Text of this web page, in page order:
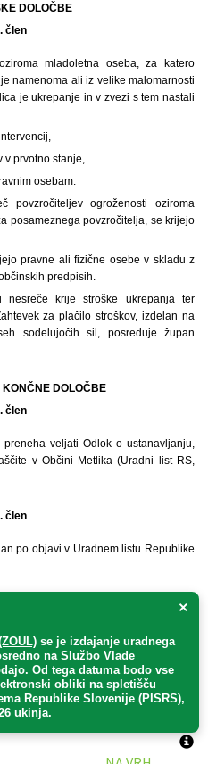
DOLOČBE
člen
mladoletna oseba, za katero
namenoma ali iz velike malomarnosti
je ukrepanje in v zvezi s tem nastali
v prvotno stanje,
osebam.
povzročiteljev ogroženosti oziroma
posameznega povzročitelja, se krijejo
pravne ali fizične osebe v skladu z
predpisih.
nesreče krije stroške ukrepanja ter
za plačilo stroškov, izdelan na
sodelujočih sil, posreduje župan
KONČNE DOLOČBE
člen
veljati Odlok o ustanavljanju,
v Občini Metlika (Uradni list RS,
člen
po objavi v Uradnem listu Republike
Župan
Občine Metlika
Darko Zevnik
×
se je izdajanje uradnega
na Službo Vlade
. Od tega datuma bodo vse
obliki na spletišču
Republike Slovenije (PISRS),
ukinja.